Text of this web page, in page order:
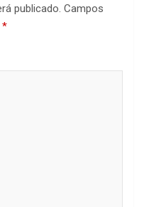
publicado. Campos
*